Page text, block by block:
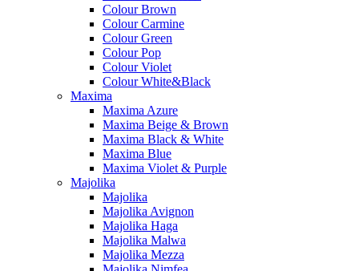
Colour Brown
Colour Carmine
Colour Green
Colour Pop
Colour Violet
Colour White&Black
Maxima
Maxima Azure
Maxima Beige & Brown
Maxima Black & White
Maxima Blue
Maxima Violet & Purple
Majolika
Majolika
Majolika Avignon
Majolika Haga
Majolika Malwa
Majolika Mezza